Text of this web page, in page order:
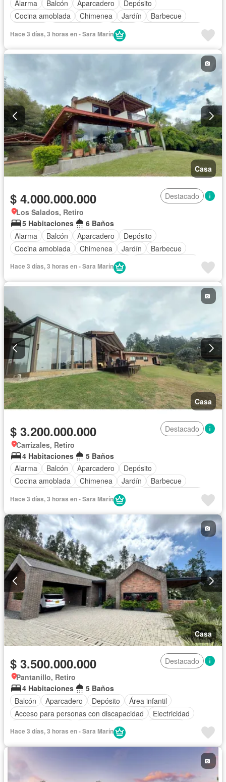
Alarma Balcón Aparcadero
Depósito
Cocina amoblada
Chimenea Jardín
Barbecue
Jacuzzi
Cuarto de servicio
Hace 3 días, 3 horas en - Sara Marín
Casa
$ 4.000.000.000
Destacado
Los Salados, Retiro
5 Habitaciones
6 Baños
Alarma
Balcón Aparcadero
Depósito
Cocina amoblada
Chimenea Jardín
Barbecue
Vista panorámica
Hace 3 días, 3 horas en - Sara Marín
Casa
$ 3.200.000.000
Destacado
Carrizales, Retiro
4 Habitaciones
5 Baños
Alarma
Balcón Aparcadero
Depósito
Cocina amoblada
Chimenea Jardín
Barbecue
Jacuzzi
Cuarto de servicio
Hace 3 días, 3 horas en - Sara Marín
Casa
$ 3.500.000.000
Destacado
Pantanillo, Retiro
4 Habitaciones
5 Baños
Balcón
Aparcadero Depósito
Área infantil
Acceso para personas con discapacidad
Electricidad
Jardín
Internet
Vista panorámica
Cancha de tenis
Agua
Hace 3 días, 3 horas en - Sara Marín